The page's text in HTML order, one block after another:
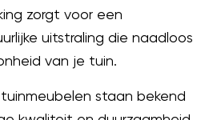
zorgt voor een
uitstraling die naadloos
van je tuin.
staan bekend